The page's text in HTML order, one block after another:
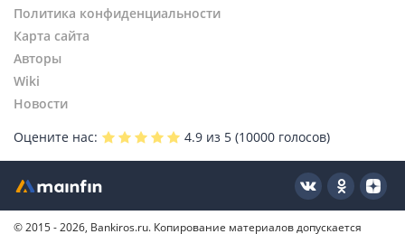
Ренессанс Банк
Банк ДОМ.РФ
Ozon Банк
ОТП Банк
Банк Уралсиб
ТрансКапиталБанк
Политика конфиденциальности
Карта сайта
Авторы
Wiki
Новости
Оцените нас:
4.9 из 5 (10000 голосов)
© 2015 - 2026, Bankiros.ru. Копирование материалов допускается